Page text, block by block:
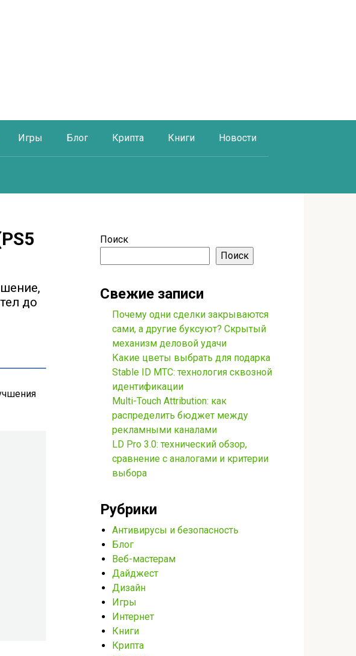
Игры Блог Крипта Книги Новости
до
Поиск
Поиск
Свежие записи
Почему одни сделки закрываются
сами, а другие буксуют? Скрытый
механизм деловой удачи
Какие цветы выбрать для подарка
Stable ID МТС: технология сквозной
идентификации
Multi-Touch Attribution: как
распределить бюджет между
рекламными каналами
LD Pro 3.0: технический обзор,
сравнение с аналогами и критерии
выбора
Рубрики
Антивирусы и безопасность
Блог
Веб-мастерам
Дайджест
Дизайн
Игры
Интернет
Книги
Крипта